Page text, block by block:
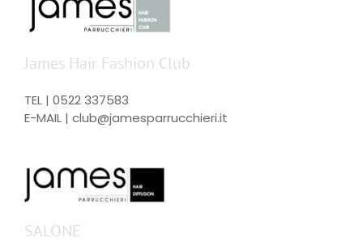
James Hair Fashion Club
TEL | 0522 337583
E-MAIL | club@jamesparrucchieri.it
SALONE